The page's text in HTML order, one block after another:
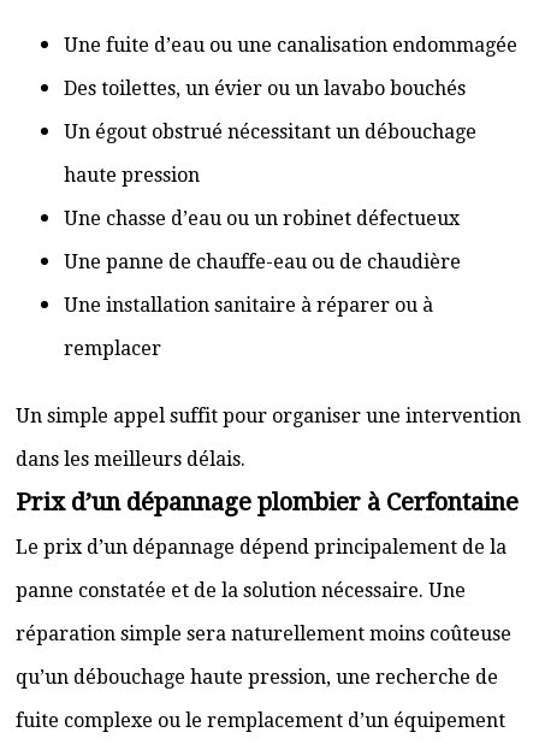
Une fuite d’eau ou une canalisation endommagée
Des toilettes, un évier ou un lavabo bouchés
Un égout obstrué nécessitant un débouchage
haute pression
Une chasse d’eau ou un robinet défectueux
Une panne de chauffe-eau ou de chaudière
Une installation sanitaire à réparer ou à
remplacer
Un simple appel suffit pour organiser une intervention
dans les meilleurs délais.
Prix d’un dépannage plombier à Cerfontaine
Le prix d’un dépannage dépend principalement de la
panne constatée et de la solution nécessaire. Une
réparation simple sera naturellement moins coûteuse
qu’un débouchage haute pression, une recherche de
fuite complexe ou le remplacement d’un équipement